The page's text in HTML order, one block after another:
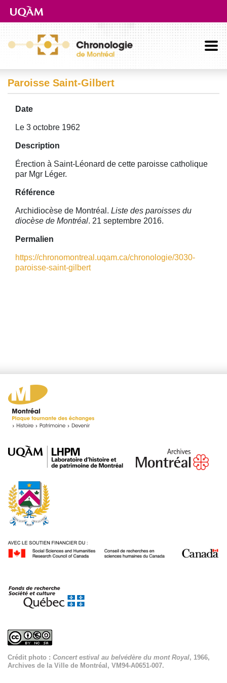
Aller directement au contenu principal
Paroisse Saint-Gilbert
Date
Le 3 octobre 1962
Description
Érection à Saint-Léonard de cette paroisse catholique
par Mgr Léger.
Référence
Archidiocèse de Montréal. Liste des paroisses du
diocèse de Montréal. 21 septembre 2016.
Permalien
https://chronomontreal.uqam.ca/chronologie/3030-
paroisse-saint-gilbert
Crédit photo : Concert estival au belvédère du mont Royal, 1966,
Archives de la Ville de Montréal, VM94-A0651-007.